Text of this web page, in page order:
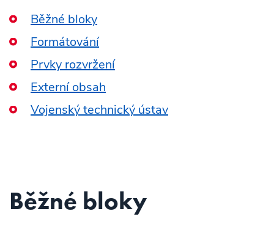
Běžné bloky
Formátování
Prvky rozvržení
Externí obsah
Vojenský technický ústav
Běžné bloky